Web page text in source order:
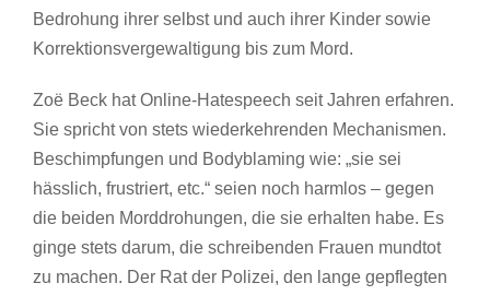
Bedrohung ihrer selbst und auch ihrer Kinder sowie
Korrektionsvergewaltigung bis zum Mord.
Zoë Beck hat Online-Hatespeech seit Jahren erfahren.
Sie spricht von stets wiederkehrenden Mechanismen.
Beschimpfungen und Bodyblaming wie: „sie sei
hässlich, frustriert, etc.“ seien noch harmlos – gegen
die beiden Morddrohungen, die sie erhalten habe. Es
ginge stets darum, die schreibenden Frauen mundtot
zu machen. Der Rat der Polizei, den lange gepflegten